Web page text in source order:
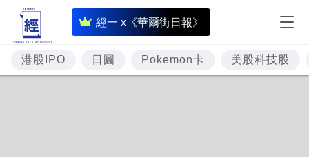
經一 x《華爾街日報》
即
時
財
經
港股IPO 日圓 Pokemon卡 美股科技股